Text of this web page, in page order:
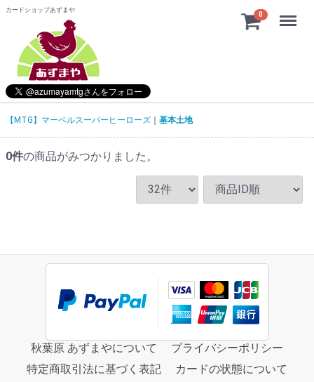
カードショップあずまや
0 Menu
【MTG】マーベルスーパーヒーローズ 基本土地
0件の商品がみつかりました。
秋葉原 あずまやについて
プライバシーポリシー
特定商取引法に基づく表記
カードの状態について